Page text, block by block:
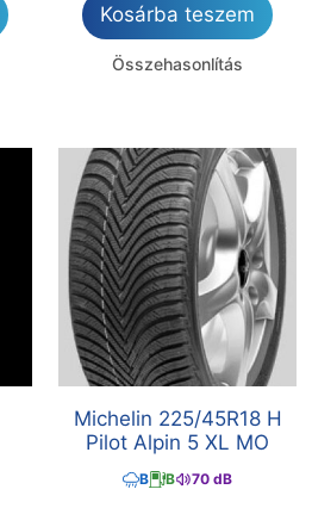
Kosárba teszem
Összehasonlítás
Michelin 225/45R18 H
Pilot Alpin 5 XL MO
B B 70 dB